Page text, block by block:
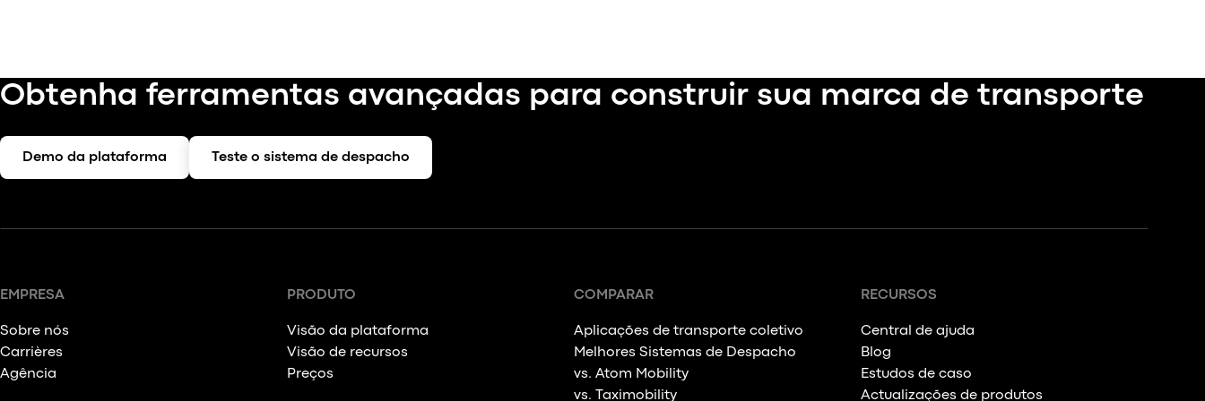
Obtenha ferramentas avançadas para construir sua marca de transporte
Demo da plataforma Teste o sistema de despacho
EMPRESA
Sobre nós
Carrières
Agência
PRODUTO
Visão da plataforma
Visão de recursos
Preços
COMPARAR
Aplicações de transporte coletivo
Melhores Sistemas de Despacho
vs. Atom Mobility
vs. Taximobility
RECURSOS
Central de ajuda
Blog
Estudos de caso
Actualizações de produtos